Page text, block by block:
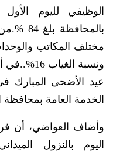
الوظيفي لليوم
مختلف المكاتب
ونسبة
الخدمة العامة بمحافظة
وأضاف العواضي، أن
اليوم بالنزول